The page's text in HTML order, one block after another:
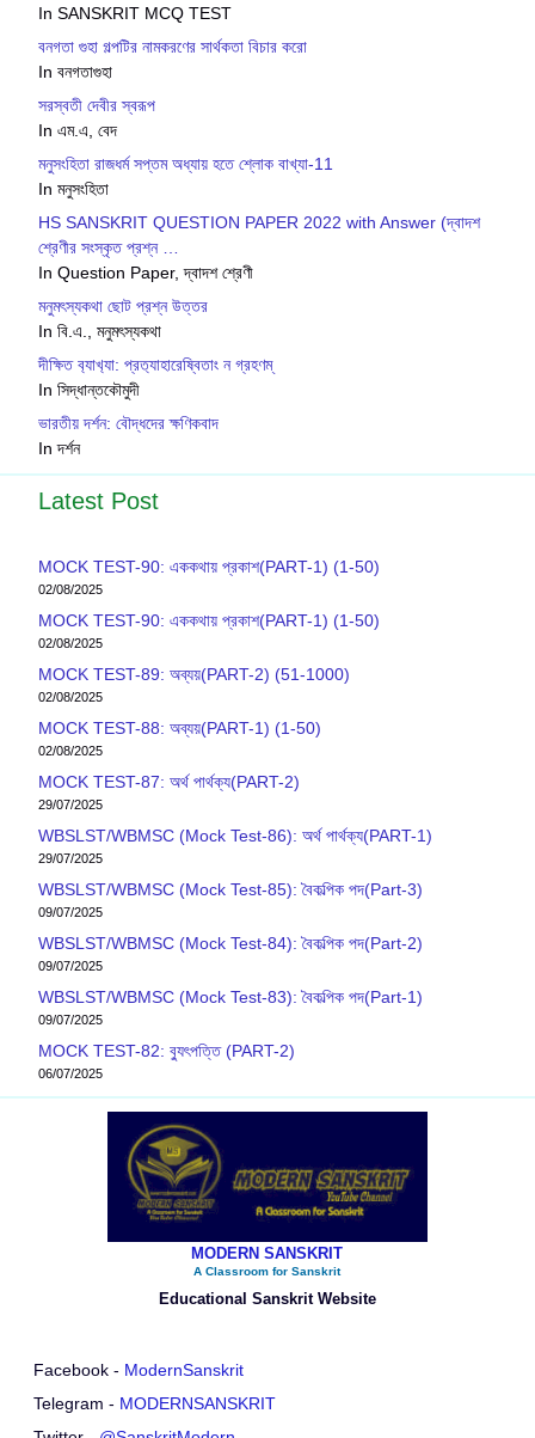
In SANSKRIT MCQ TEST
বনগতা গুহা গল্পটির নামকরণের সার্থকতা বিচার করো
In বনগতাগুহা
সরস্বতী দেবীর স্বরূপ
In এম.এ, বেদ
মনুসংহিতা রাজধর্ম সপ্তম অধ্যায় হতে শ্লোক বাখ্যা-11
In মনুসংহিতা
HS SANSKRIT QUESTION PAPER 2022 with Answer (দ্বাদশ
শ্রেণীর সংস্কৃত প্রশ্ন …
In Question Paper, দ্বাদশ শ্রেণী
মনুমৎস্যকথা ছোট প্রশ্ন উত্তর
In বি.এ., মনুমৎস্যকথা
দীক্ষিত ব‍্যাখ‍্যা: প্রত‍্যাহারেষ্বিতাং ন গ্রহণম্
In সিদ্ধান্তকৌমুদী
ভারতীয় দর্শন: বৌদ্ধদের ক্ষণিকবাদ
In দর্শন
Latest Post
MOCK TEST-90: এককথায় প্রকাশ(PART-1) (1-50)
02/08/2025
MOCK TEST-90: এককথায় প্রকাশ(PART-1) (1-50)
02/08/2025
MOCK TEST-89: অব্যয়(PART-2) (51-1000)
02/08/2025
MOCK TEST-88: অব্যয়(PART-1) (1-50)
02/08/2025
MOCK TEST-87: অর্থ পার্থক্য(PART-2)
29/07/2025
WBSLST/WBMSC (Mock Test-86): অর্থ পার্থক্য(PART-1)
29/07/2025
WBSLST/WBMSC (Mock Test-85): বৈকল্পিক পদ(Part-3)
09/07/2025
WBSLST/WBMSC (Mock Test-84): বৈকল্পিক পদ(Part-2)
09/07/2025
WBSLST/WBMSC (Mock Test-83): বৈকল্পিক পদ(Part-1)
09/07/2025
MOCK TEST-82: ব‍্যুৎপত্তি (PART-2)
06/07/2025
MODERN SANSKRIT
A Classroom for Sanskrit
Educational Sanskrit Website
Facebook - ModernSanskrit
Telegram - MODERNSANSKRIT